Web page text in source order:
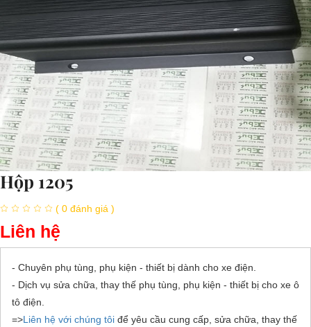
Hộp 1205
( 0 đánh giá )
Liên hệ
- Chuyên phụ tùng, phụ kiện - thiết bị dành cho xe điện.
- Dịch vụ sửa chữa, thay thế phụ tùng, phụ kiện - thiết bị cho xe ô
tô điện.
=>Liên hệ với chúng tôi để yêu cầu cung cấp, sửa chữa, thay thế